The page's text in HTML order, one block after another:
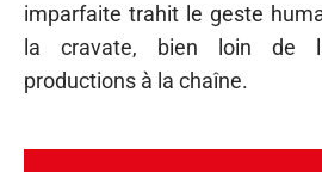
imparfaite trahit le geste
la cravate, bien loin de
productions à la chaîne.